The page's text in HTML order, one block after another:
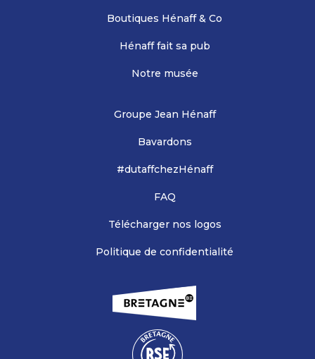
Boutiques Hénaff & Co
Hénaff fait sa pub
Notre musée
Groupe Jean Hénaff
Bavardons
#dutaffchezHénaff
FAQ
Télécharger nos logos
Politique de confidentialité